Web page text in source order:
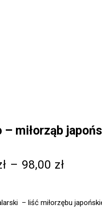
– miłorząb
– 98,00 zł
– liść miłorzębu